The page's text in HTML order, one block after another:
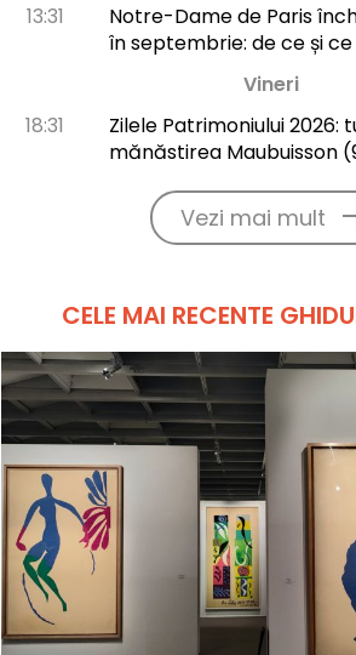
13:31
Notre-Dame de Paris
în septembrie: de ce și
Vineri
18:31
Zilele Patrimoniului 2026:
mănăstirea Maubuisson
Vezi mai mult
CELE MAI RECENTE